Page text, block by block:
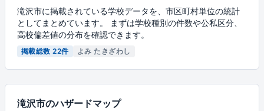
滝沢市に掲載されている学校データを、市区町村単位の統計
としてまとめています。 まずは学校種別の件数や公私区分、
高校偏差値の分布を確認できます。
掲載総数 22件 よみ たきざわし
滝沢市のハザードマップ